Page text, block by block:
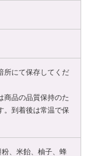
所にて保存してくだ
商品の品質保持のた
。到着後は常温で保
、米飴、柚子、蜂